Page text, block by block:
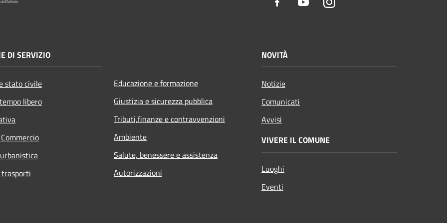
DI SERVIZIO
stato civile
libero
Educazione e formazione
Giustizia e sicurezza pubblica
Tributi,finanze e contravvenzioni
Ambiente
Salute, benessere e assistenza
Autorizzazioni
NOVITÀ
Notizie
Comunicati
Avvisi
VIVERE IL COMUNE
Luoghi
Eventi